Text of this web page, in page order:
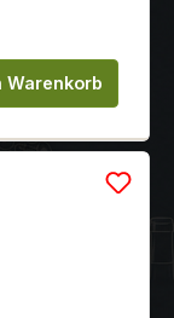
Warenkorb